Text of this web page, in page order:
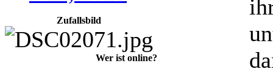
Zufallsbild
Wer ist online?